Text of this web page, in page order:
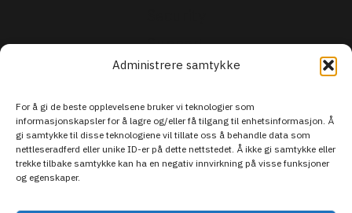
Administrere samtykke
For å gi de beste opplevelsene bruker vi teknologier som
informasjonskapsler for å lagre og/eller få tilgang til enhetsinformasjon. Å
gi samtykke til disse teknologiene vil tillate oss å behandle data som
nettleseradferd eller unike ID-er på dette nettstedet. Å ikke gi samtykke eller
trekke tilbake samtykke kan ha en negativ innvirkning på visse funksjoner
og egenskaper.
Support